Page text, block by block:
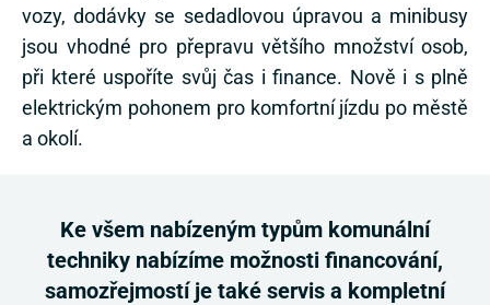
vozy, dodávky se sedadlovou úpravou a minibusy
jsou vhodné pro přepravu většího množství osob,
při které uspoříte svůj čas i finance. Nově i s plně
elektrickým pohonem pro komfortní jízdu po městě
a okolí.
Ke všem nabízeným typům komunální
techniky nabízíme možnosti financování,
samozřejmostí je také servis a kompletní